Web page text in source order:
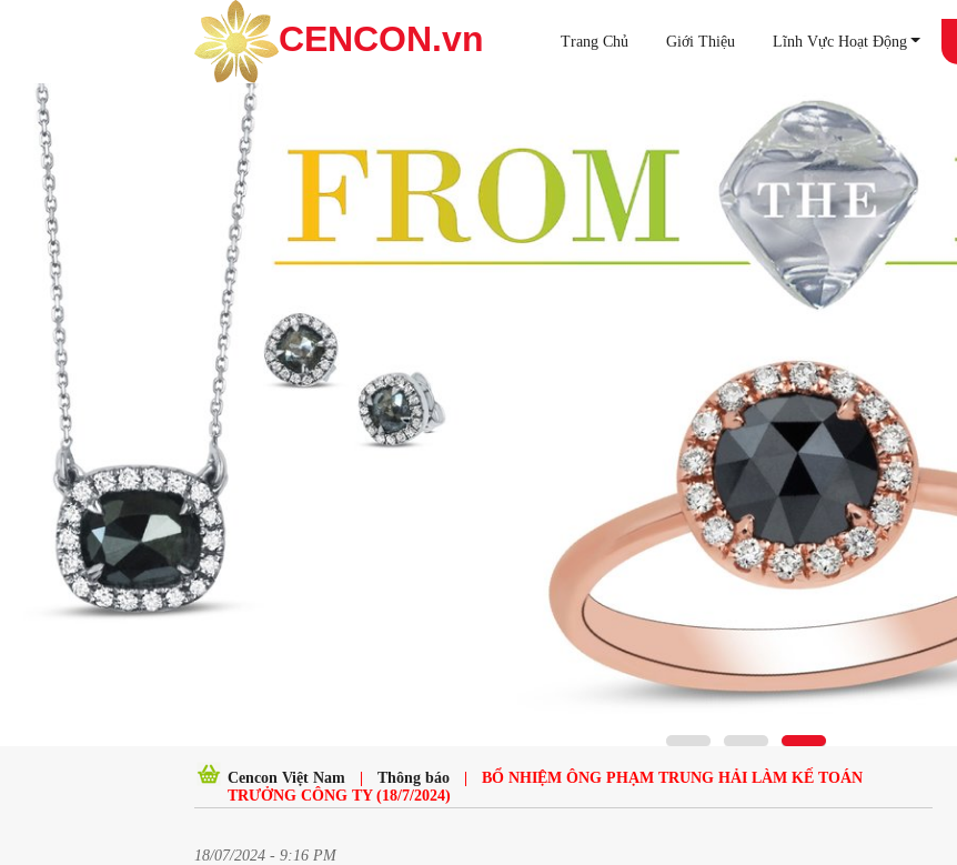
CENCON.vn Trang Chủ Giới Thiệu Lĩnh Vực Hoạt Động
Cencon Việt Nam Thông báo
BỔ NHIỆM ÔNG PHẠM TRUNG HẢI LÀM KẾ TOÁN
TRƯỞNG CÔNG TY (18/7/2024)
18/07/2024 - 9:16 PM